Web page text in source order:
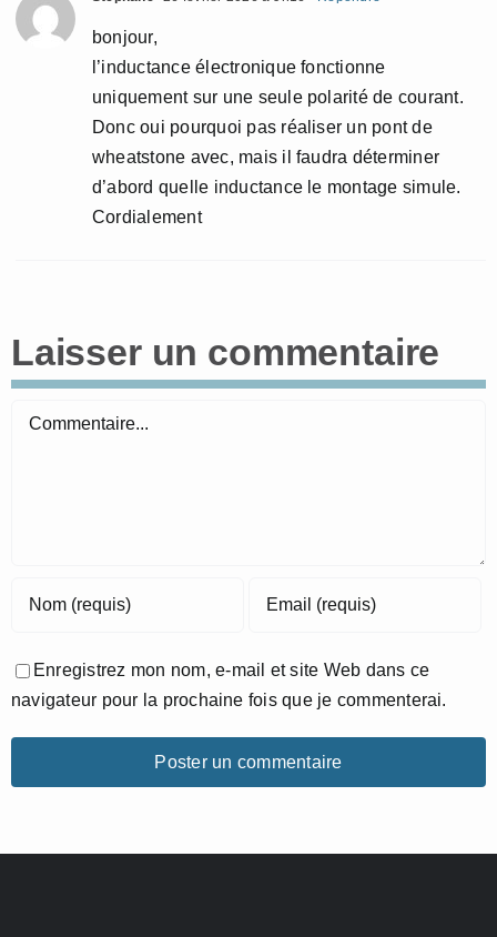
bonjour,
l’inductance électronique fonctionne
uniquement sur une seule polarité de courant.
Donc oui pourquoi pas réaliser un pont de
wheatstone avec, mais il faudra déterminer
d’abord quelle inductance le montage simule.
Cordialement
Laisser un commentaire
Commentaire
Enregistrez mon nom, e-mail et site Web dans ce
navigateur pour la prochaine fois que je commenterai.